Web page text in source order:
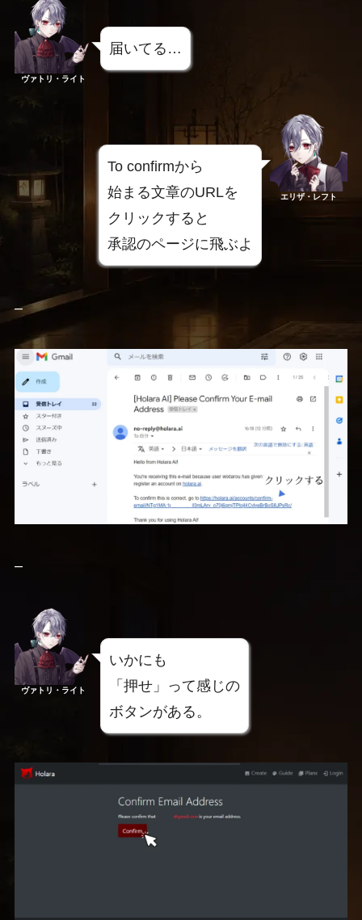
ヴァトリ・ライト
届いてる…
To confirmから
始まる文章のURLを
クリックすると
承認のページに飛ぶよ
エリザ・レフト
–
–
ヴァトリ・ライト
いかにも
「押せ」って感じの
ボタンがある。